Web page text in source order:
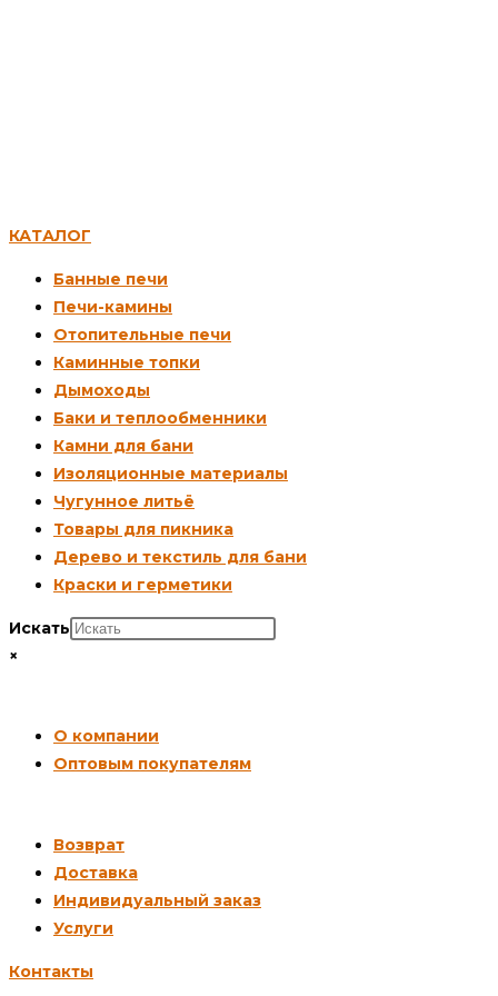
КАТАЛОГ
Банные печи
Печи-камины
Отопительные печи
Каминные топки
Дымоходы
Баки и теплообменники
Камни для бани
Изоляционные материалы
Чугунное литьё
Товары для пикника
Дерево и текстиль для бани
Краски и герметики
Искать
×
О компании
Оптовым покупателям
Возврат
Доставка
Индивидуальный заказ
Услуги
Контакты